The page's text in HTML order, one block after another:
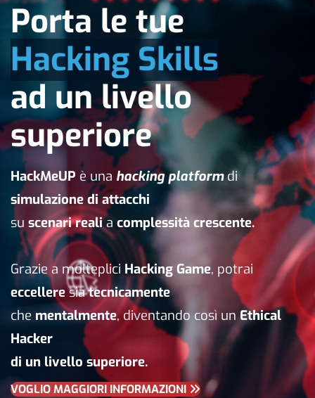
Porta le tue
Hacking Skills
ad un livello
superiore
HackMeUP è una hacking platformdi
simulazione di attacchi
su scenari realia complessità crescente.
Grazie a molteplici Hacking Game, potrai
eccelleresiatecnicamente
che mentalmente, diventando così un Ethical
Hacker
di un livello superiore.
VOGLIO MAGGIORI INFORMAZIONI